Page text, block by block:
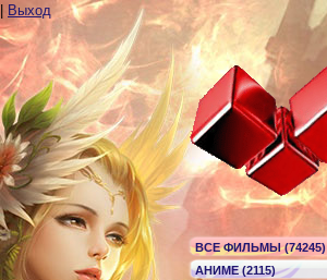
Выход
ВСЕ ФИЛЬМЫ (74245)
АНИМЕ (2115)